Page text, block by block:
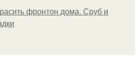
фронтон дома. Сруб и